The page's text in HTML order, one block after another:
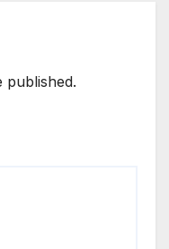
published.